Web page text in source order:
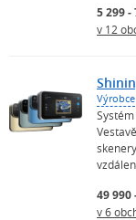
5 299 -
v 12
Výrobce
49 990
v 6